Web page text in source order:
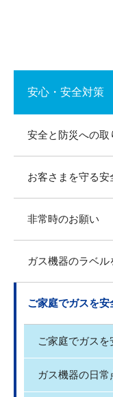
安心・安全対策
安全と防災への取
お客さまを守る安
非常時のお願い
ガス機器のラベル
ご家庭でガスを
ご家庭でガス
ガス機器の日常